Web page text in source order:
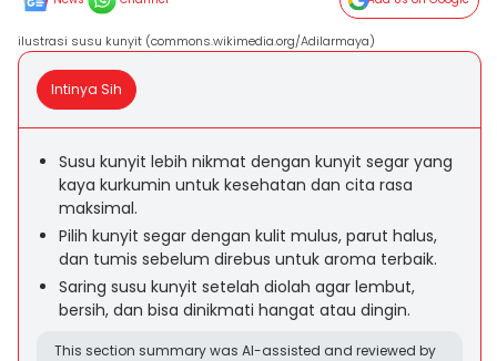
ilustrasi susu kunyit (commons.wikimedia.org/Adilarmaya)
Intinya Sih
Susu kunyit lebih nikmat dengan kunyit segar yang
kaya kurkumin untuk kesehatan dan cita rasa
maksimal.
Pilih kunyit segar dengan kulit mulus, parut halus,
dan tumis sebelum direbus untuk aroma terbaik.
Saring susu kunyit setelah diolah agar lembut,
bersih, dan bisa dinikmati hangat atau dingin.
This section summary was AI-assisted and reviewed by